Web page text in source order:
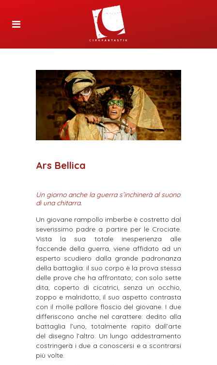
Ars Bellica
Un giorno anche la guerra s’inchinerà al suono
di una chitarra.
Un giovane rampollo imberbe è costretto dal
severissimo padre a partire per le Crociate.
Vista la sua totale inesperienza alle
faccende della guerra, viene affidato ad un
esperto scudiero dalla grande padronanza
della battaglia: il suo corpo è la prova stessa
delle prove che ha affrontato; con solo sette
dita, coperto di cicatrici, senza un occhio,
zoppo e malridotto, il suo aspetto contrasta
con il molle pallore floscio del giovane. I due
differiscono anche nel carattere: dedito alla
battaglia l’uno, totalmente rapito dall’arte
del disegno l’altro. Un lungo addestramento
costringerà i due a conoscersi e a scontrarsi
più volte.